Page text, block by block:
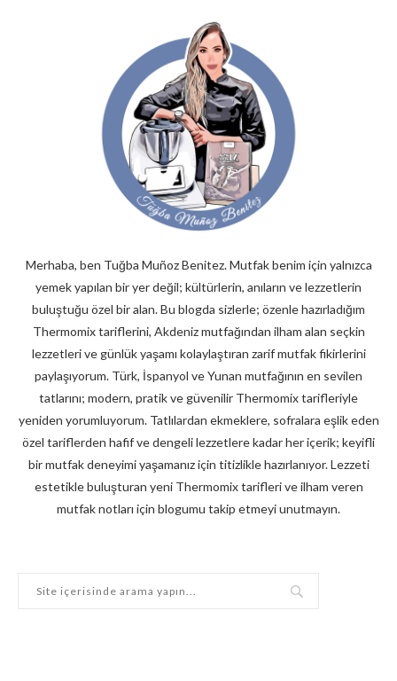
Merhaba, ben Tuğba Muñoz Benitez. Mutfak benim için yalnızca
yemek yapılan bir yer değil; kültürlerin, anıların ve lezzetlerin
buluştuğu özel bir alan. Bu blogda sizlerle; özenle hazırladığım
Thermomix tariflerini, Akdeniz mutfağından ilham alan seçkin
lezzetleri ve günlük yaşamı kolaylaştıran zarif mutfak fikirlerini
paylaşıyorum. Türk, İspanyol ve Yunan mutfağının en sevilen
tatlarını; modern, pratik ve güvenilir Thermomix tarifleriyle
yeniden yorumluyorum. Tatlılardan ekmeklere, sofralara eşlik eden
özel tariflerden hafif ve dengeli lezzetlere kadar her içerik; keyifli
bir mutfak deneyimi yaşamanız için titizlikle hazırlanıyor. Lezzeti
estetikle buluşturan yeni Thermomix tarifleri ve ilham veren
mutfak notları için blogumu takip etmeyi unutmayın.